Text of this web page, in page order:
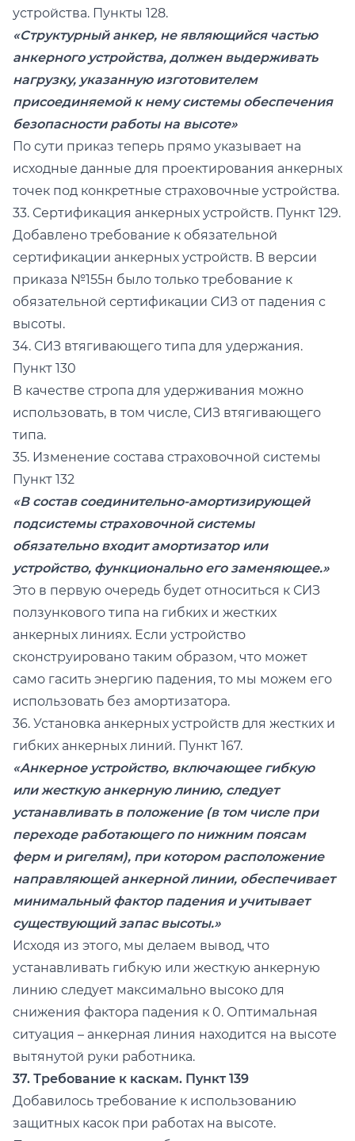
устройства. Пункты 128.
«Структурный анкер, не являющийся частью
анкерного устройства, должен выдерживать
нагрузку, указанную изготовителем
присоединяемой к нему системы обеспечения
безопасности работы на высоте»
По сути приказ теперь прямо указывает на
исходные данные для проектирования анкерных
точек под конкретные страховочные устройства.
33. Сертификация анкерных устройств. Пункт 129.
Добавлено требование к обязательной
сертификации анкерных устройств. В версии
приказа №155н было только требование к
обязательной сертификации СИЗ от падения с
высоты.
34. СИЗ втягивающего типа для удержания.
Пункт 130
В качестве стропа для удерживания можно
использовать, в том числе, СИЗ втягивающего
типа.
35. Изменение состава страховочной системы
Пункт 132
«В состав соединительно-амортизирующей
подсистемы страховочной системы
обязательно входит амортизатор или
устройство, функционально его заменяющее.»
Это в первую очередь будет относиться к СИЗ
ползункового типа на гибких и жестких
анкерных линиях. Если устройство
сконструировано таким образом, что может
само гасить энергию падения, то мы можем его
использовать без амортизатора.
36. Установка анкерных устройств для жестких и
гибких анкерных линий. Пункт 167.
«Анкерное устройство, включающее гибкую
или жесткую анкерную линию, следует
устанавливать в положение (в том числе при
переходе работающего по нижним поясам
ферм и ригелям), при котором расположение
направляющей анкерной линии, обеспечивает
минимальный фактор падения и учитывает
существующий запас высоты.»
Исходя из этого, мы делаем вывод, что
устанавливать гибкую или жесткую анкерную
линию следует максимально высоко для
снижения фактора падения к 0. Оптимальная
ситуация – анкерная линия находится на высоте
вытянутой руки работника.
37. Требование к каскам. Пункт 139
Добавилось требование к использованию
защитных касок при работах на высоте.